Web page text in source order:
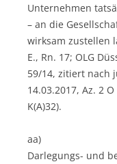
Unternehmen
– an die
wirksam zustellen
E., Rn. 17; OLG
59/14, zitiert nach
14.03.2017, Az. 2
K(A)32).
aa)
Darlegungs- und